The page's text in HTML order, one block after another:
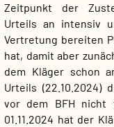
Zeitpunkt der
Urteils an intensiv
Vertretung bereiten
hat, damit aber
dem Kläger schon
Urteils (22.10.2024)
vor dem BFH nicht
01.11.2024 hat der